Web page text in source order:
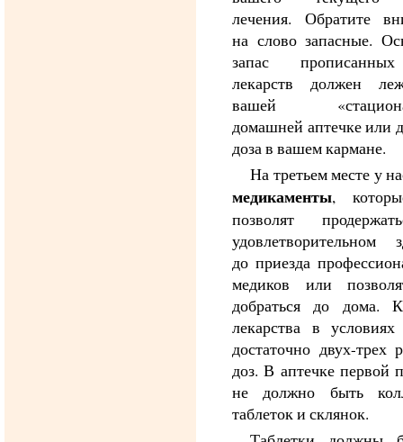
лечения. Обратите
на слово запасные.
запас
лекарств должен
вашей
домашней аптечке или
доза в вашем кармане.
На третьем месте у
медикаменты,
позволят
удовлетворительном
до приезда
медиков или
добраться до дома.
лекарства в условиях
достаточно двух-трех
доз. В аптечке первой
не должно быть
таблеток и склянок.